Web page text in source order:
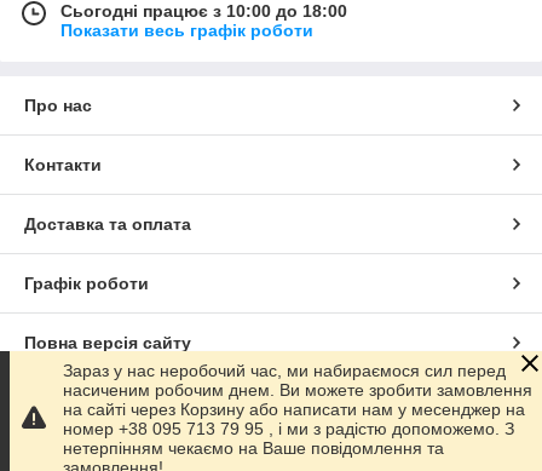
Сьогодні працює з 10:00 до 18:00
Показати весь графік роботи
Про нас
Контакти
Доставка та оплата
Графік роботи
Повна версія сайту
Сайт створено на маркетплейсіProm.ua
Політика конфіденційності
Зараз у нас неробочий час, ми набираємося сил перед
насиченим робочим днем. Ви можете зробити замовлення
на сайті через Корзину або написати нам у месенджер на
номер +38 095 713 79 95 , і ми з радістю допоможемо. З
нетерпінням чекаємо на Ваше повідомлення та